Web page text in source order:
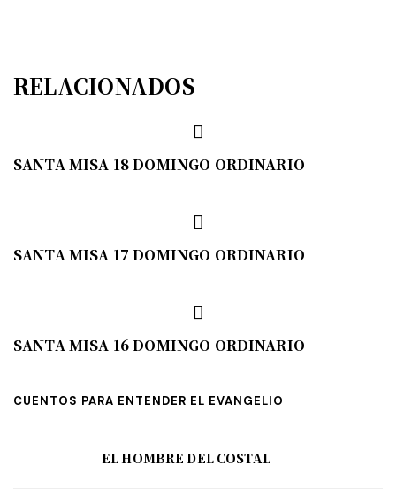
RELACIONADOS
SANTA MISA 18 DOMINGO ORDINARIO
SANTA MISA 17 DOMINGO ORDINARIO
SANTA MISA 16 DOMINGO ORDINARIO
CUENTOS PARA ENTENDER EL EVANGELIO
EL HOMBRE DEL COSTAL